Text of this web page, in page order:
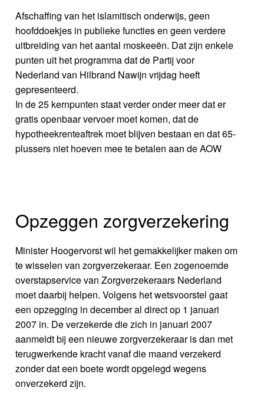
Afschaffing van het islamitisch onderwijs, geen
hoofddoekjes in publieke functies en geen verdere
uitbreiding van het aantal moskeeën. Dat zijn enkele
punten uit het programma dat de Partij voor
Nederland van Hilbrand Nawijn vrijdag heeft
gepresenteerd.
In de 25 kernpunten staat verder onder meer dat er
gratis openbaar vervoer moet komen, dat de
hypotheekrenteaftrek moet blijven bestaan en dat 65-
plussers niet hoeven mee te betalen aan de AOW
Opzeggen zorgverzekering
Minister Hoogervorst wil het gemakkelijker maken om
te wisselen van zorgverzekeraar. Een zogenoemde
overstapservice van Zorgverzekeraars Nederland
moet daarbij helpen. Volgens het wetsvoorstel gaat
een opzegging in december al direct op 1 januari
2007 in. De verzekerde die zich in januari 2007
aanmeldt bij een nieuwe zorgverzekeraar is dan met
terugwerkende kracht vanaf die maand verzekerd
zonder dat een boete wordt opgelegd wegens
onverzekerd zijn.